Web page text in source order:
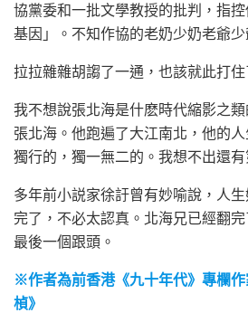
協黨委和一批文學教授的批判，指
基因」。不知作協的老奶少奶老爺少
拉拉雜雜胡謅了一通，也該就此打住
我不想說張北海是什麽時代縮影之
張北海。他跑遍了大江南北，他的
獨行的，獨一無二的。我想不出還有
多年前小説家徐訏曾有妙喻說，人
完了，不必太認真。北海兄已經翻
最後一個跟頭。
※作者為前香港《九十年代》專欄
楨》